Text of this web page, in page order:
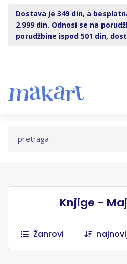
Dostava je 349 din, a
2.999 din. Odnosi se na
porudžbine ispod 501 din,
Knjige -
Žanrovi